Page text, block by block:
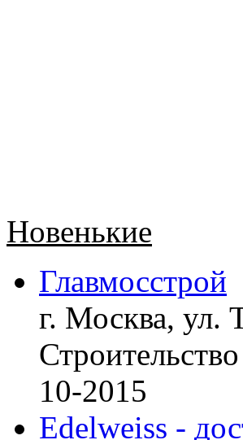
Новенькие
Главмосстрой
г. Москва, ул.
10-2015
Edelweiss -